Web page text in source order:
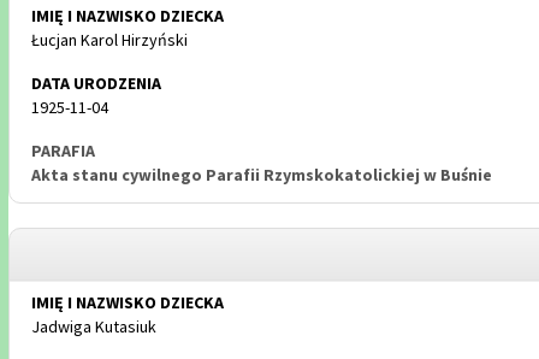
Łucjan Karol Hirzyński
1925-11-04
Akta stanu cywilnego Parafii Rzymskokatolickiej w Buśnie
Jadwiga Kutasiuk